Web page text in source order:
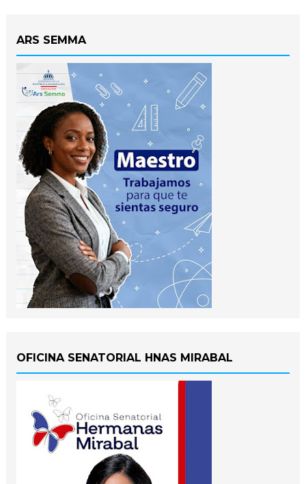
ARS SEMMA
OFICINA SENATORIAL HNAS MIRABAL